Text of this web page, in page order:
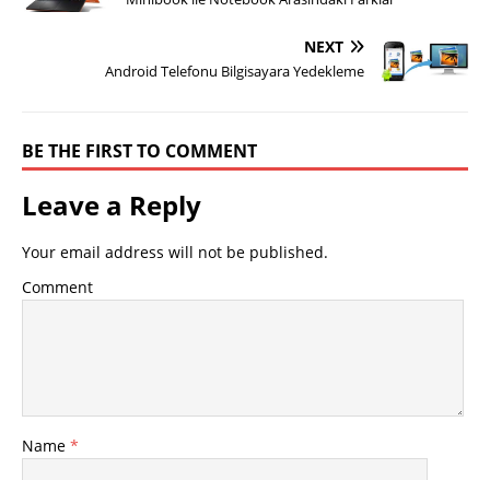
NEXT
Android Telefonu Bilgisayara Yedekleme
BE THE FIRST TO COMMENT
Leave a Reply
Your email address will not be published.
Comment
Name *